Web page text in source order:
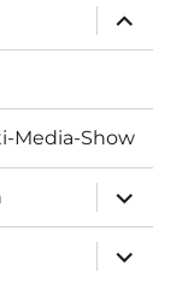
öffnen
Media-Show
öffnen
öffnen